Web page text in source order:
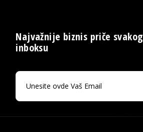
Najvažnije biznis priče
inboksu